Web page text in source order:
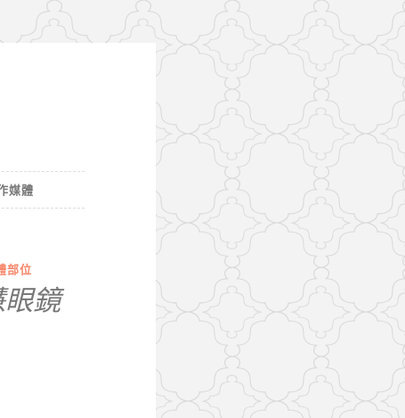
媒體
部位
鏡